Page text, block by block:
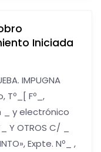
Iniciada
IMPUGNA
Tº_[ Fº_,
_ y electrónico
OTROS C/ _
Expte. Nº_ ,